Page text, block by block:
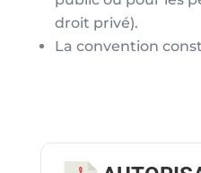
droit privé).
La convention